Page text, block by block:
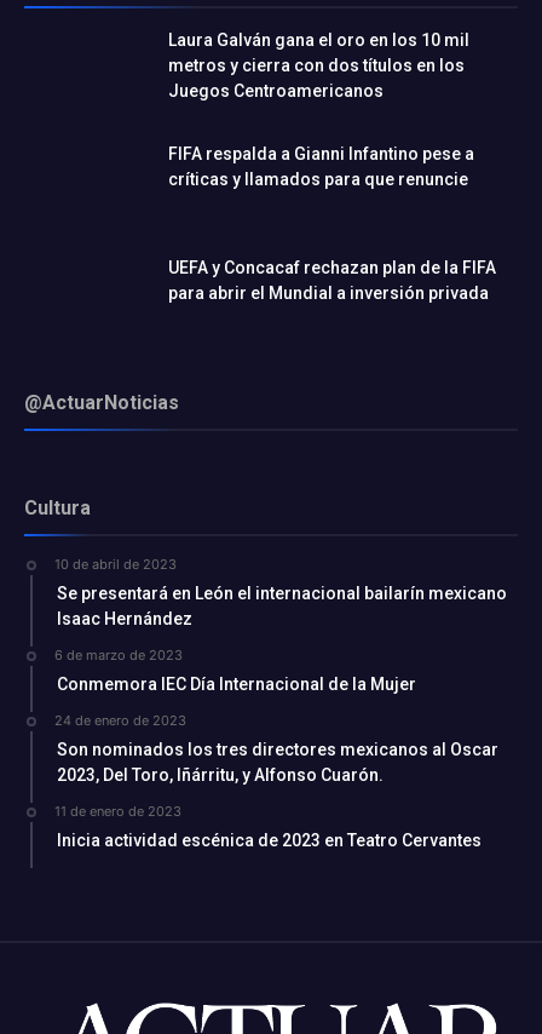
Laura Galván gana el oro en los 10 mil
metros y cierra con dos títulos en los
Juegos Centroamericanos
FIFA respalda a Gianni Infantino pese a
críticas y llamados para que renuncie
UEFA y Concacaf rechazan plan de la FIFA
para abrir el Mundial a inversión privada
@ActuarNoticias
Cultura
10 de abril de 2023
Se presentará en León el internacional bailarín mexicano
Isaac Hernández
6 de marzo de 2023
Conmemora IEC Día Internacional de la Mujer
24 de enero de 2023
Son nominados los tres directores mexicanos al Oscar
2023, Del Toro, Iñárritu, y Alfonso Cuarón.
11 de enero de 2023
Inicia actividad escénica de 2023 en Teatro Cervantes